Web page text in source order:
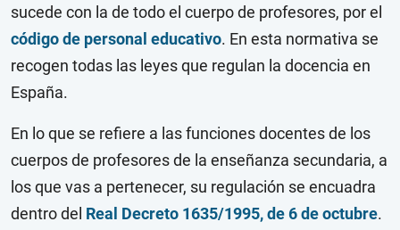
sucede con la de todo el cuerpo de profesores, por el
código de personal educativo. En esta normativa se
recogen todas las leyes que regulan la docencia en
España.
En lo que se refiere a las funciones docentes de los
cuerpos de profesores de la enseñanza secundaria, a
los que vas a pertenecer, su regulación se encuadra
dentro del Real Decreto 1635/1995, de 6 de octubre.